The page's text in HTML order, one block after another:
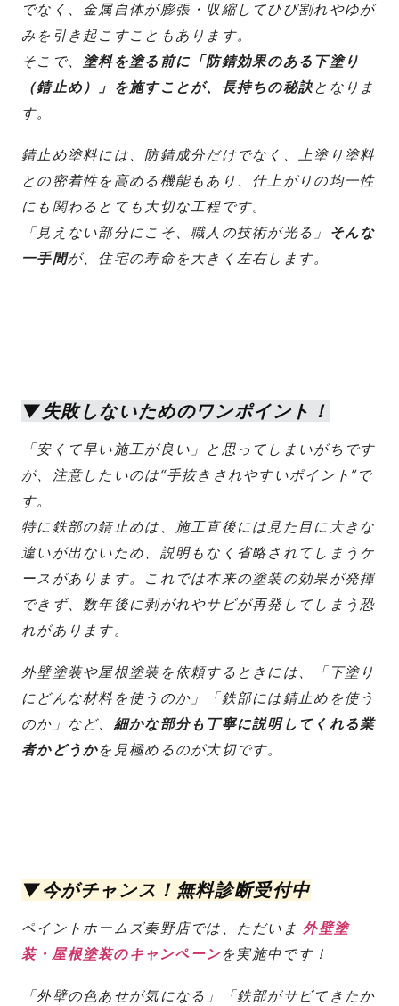
でなく、金属自体が膨張・収縮してひび割れやゆが
みを引き起こすこともあります。
そこで、 塗料を塗る前に「防錆効果のある下塗り
（錆止め）」を施すことが、長持ちの秘訣となりま
す。
錆止め塗料には、防錆成分だけでなく、上塗り塗料
との密着性を高める機能もあり、仕上がりの均一性
にも関わるとても大切な工程です。
「見えない部分にこそ、職人の技術が光る」
そんな
一手間が、住宅の寿命を大きく左右します。
▼失敗しないためのワンポイント！
「安くて早い施工が良い」と思ってしまいがちです
が、注意したいのは“手抜きされやすいポイント”で
す。
特に鉄部の錆止めは、施工直後には見た目に大きな
違いが出ないため、説明もなく省略されてしまうケ
ースがあります。これでは本来の塗装の効果が発揮
できず、数年後に剥がれやサビが再発してしまう恐
れがあります。
外壁塗装や屋根塗装を依頼するときには、「下塗り
にどんな材料を使うのか」「鉄部には錆止めを使う
のか」など、 細かな部分も丁寧に説明してくれる業
者かどうかを見極めるのが大切です。
▼今がチャンス！無料診断受付中
ペイントホームズ秦野店では、ただいま 外壁塗
装・屋根塗装のキャンペーンを実施中です！
「外壁の色あせが気になる」「鉄部がサビてきたか